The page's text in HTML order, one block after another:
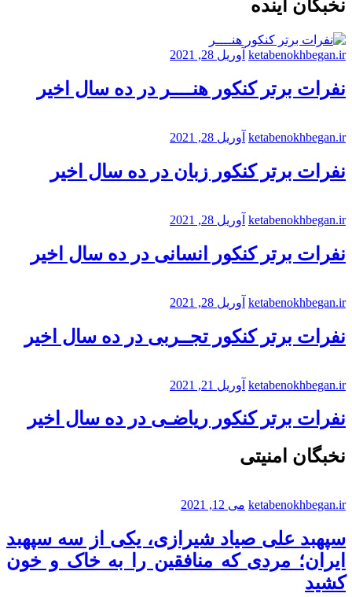
نخبگان آینده
ketabenokhbegan.ir آوریل 28, 2021
نفرات برتر کنکور هنــــر در ده سال اخیر
ketabenokhbegan.ir آوریل 28, 2021
نفرات برتر کنکور زبان در ده سال اخیر
ketabenokhbegan.ir آوریل 28, 2021
نفرات برتر کنکور انسانی در ده سال اخیر
ketabenokhbegan.ir آوریل 28, 2021
نفرات برتر کنکور تجــربی در ده سال اخیر
ketabenokhbegan.ir آوریل 21, 2021
نفرات برتر کنکور ریاضـی در ده سال اخیر
نخبگان امنیتی
ketabenokhbegan.ir می 12, 2021
سپهبد علی صیاد شیرازی، یکی از سه سپهبد
ایران؛ مردی که منافقین را به خاک و خون
کشید